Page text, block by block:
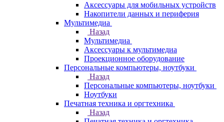
Аксессуары для мобильных устройств
Накопители данных и периферия
Мультимедиа
Назад
Мультимедиа
Аксессуары к мультимедиа
Проекционное оборудование
Персональные компьютеры, ноутбуки
Назад
Персональные компьютеры, ноутбуки
Ноутбуки
Печатная техника и оргтехника
Назад